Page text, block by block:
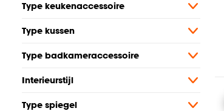
Type keukenaccessoire
Type kussen
Type badkameraccessoire
Interieurstijl
Type spiegel